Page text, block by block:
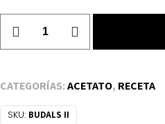
CATEGORÍAS:ACETATO, RECETA
SKU: BUDALS II